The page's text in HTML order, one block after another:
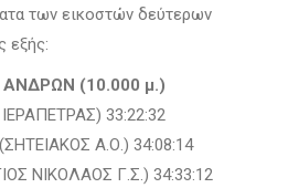
των εικοστών δεύτερων
εξής:
(10.000 μ.)
33:22:32
Α.Ο.) 34:08:14
ΝΙΚΟΛΑΟΣ Γ.Σ.) 34:33:12